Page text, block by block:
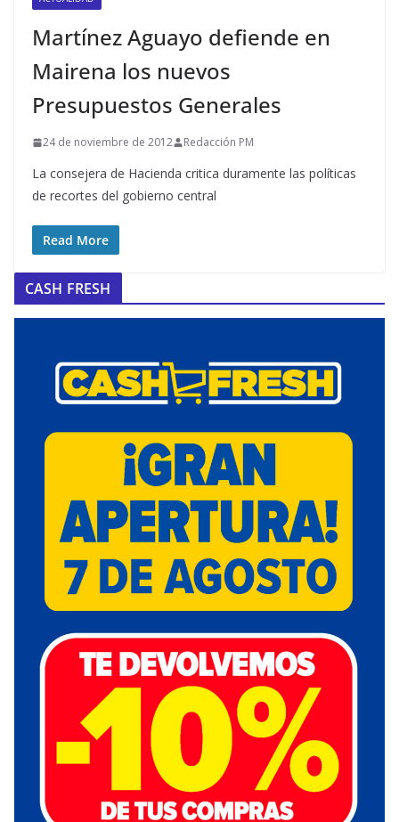
Martínez Aguayo defiende en
Mairena los nuevos
Presupuestos Generales
24 de noviembre de 2012 Redacción PM
La consejera de Hacienda critica duramente las políticas
de recortes del gobierno central
Read More
CASH FRESH